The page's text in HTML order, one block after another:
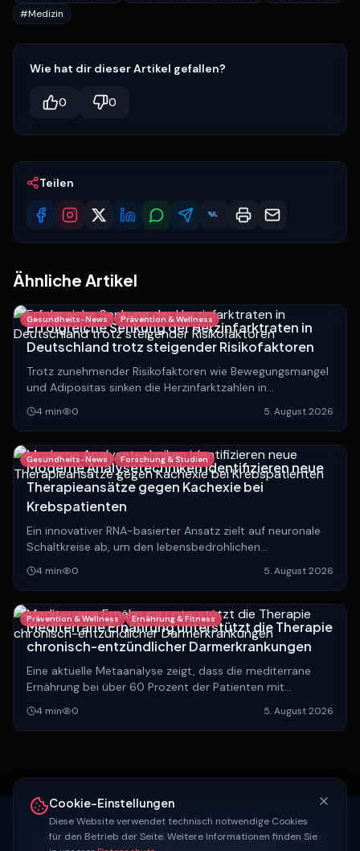
#Medizin
Wie hat dir dieser Artikel gefallen?
0 0
Teilen
Ähnliche Artikel
Gesundheits-News Prävention & Wellness
Erfolgreiche Senkung der Herzinfarktraten in
Deutschland trotz steigender Risikofaktoren
Trotz zunehmender Risikofaktoren wie Bewegungsmangel
und Adipositas sinken die Herzinfarktzahlen in
Deutschland. Experten analysieren die Gründe hinter
dieser positiven Entwicklung.
4 min 0 5. August 2026
Gesundheits-News Forschung & Studien
Moderne Analysetechniken identifizieren neue
Therapieansätze gegen Kachexie bei
Krebspatienten
Ein innovativer RNA-basierter Ansatz zielt auf neuronale
Schaltkreise ab, um den lebensbedrohlichen
Muskelschwund bei Krebserkrankungen zu stoppen und
die Lebensqualität Betroffener zu verbessern.
4 min 0 5. August 2026
Prävention & Wellness Ernährung & Fitness
Mediterrane Ernährung unterstützt die Therapie
chronisch-entzündlicher Darmerkrankungen
Eine aktuelle Metaanalyse zeigt, dass die mediterrane
Ernährung bei über 60 Prozent der Patienten mit
chronisch-entzündlichen Darmerkrankungen die
Standardtherapie effektiv ergänzt.
4 min 0 5. August 2026
KELTSCHA MEDIA NETWORK
Contra24 KI-Journal SchlagerrauschMagazinkeltscha .com
Cookie-Einstellungen
Diese Website verwendet technisch notwendige Cookies
für den Betrieb der Seite. Weitere Informationen finden Sie